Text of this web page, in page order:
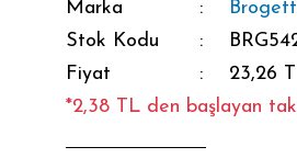
Marka
Stok Kodu
Fiyat
23,26
*2,38 TL den başlayan